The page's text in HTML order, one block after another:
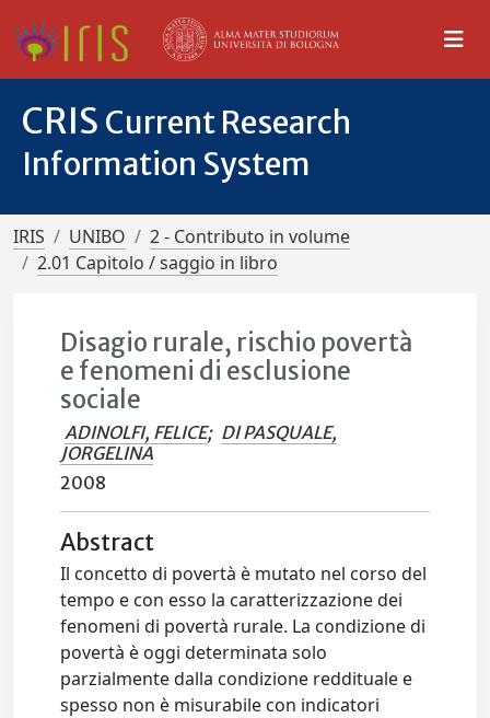
CRIS Current Research
Information System
IRIS UNIBO
2 - Contributo in volume
2.01 Capitolo / saggio in libro
Disagio rurale, rischio povertà
e fenomeni di esclusione
sociale
ADINOLFI, FELICE; DI PASQUALE,
JORGELINA
2008
Abstract
Il concetto di povertà è mutato nel corso del
tempo e con esso la caratterizzazione dei
fenomeni di povertà rurale. La condizione di
povertà è oggi determinata solo
parzialmente dalla condizione reddituale e
spesso non è misurabile con indicatori